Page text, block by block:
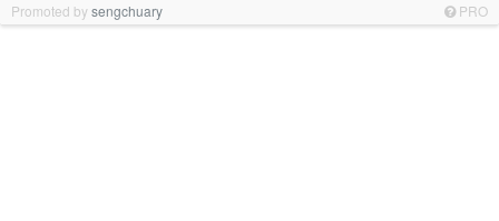
Promoted bysengchuary PRO